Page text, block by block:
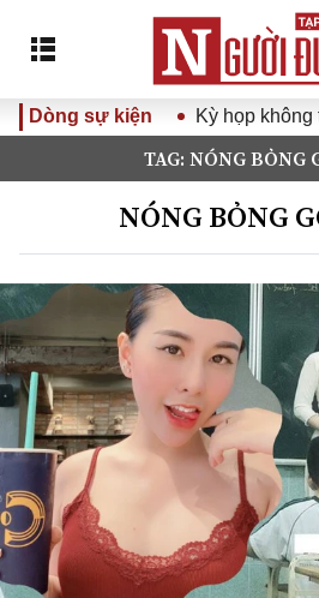
Dòng sự kiện Kỳ họp không
TAG: NÓNG BỎNG
NÓNG BỎNG